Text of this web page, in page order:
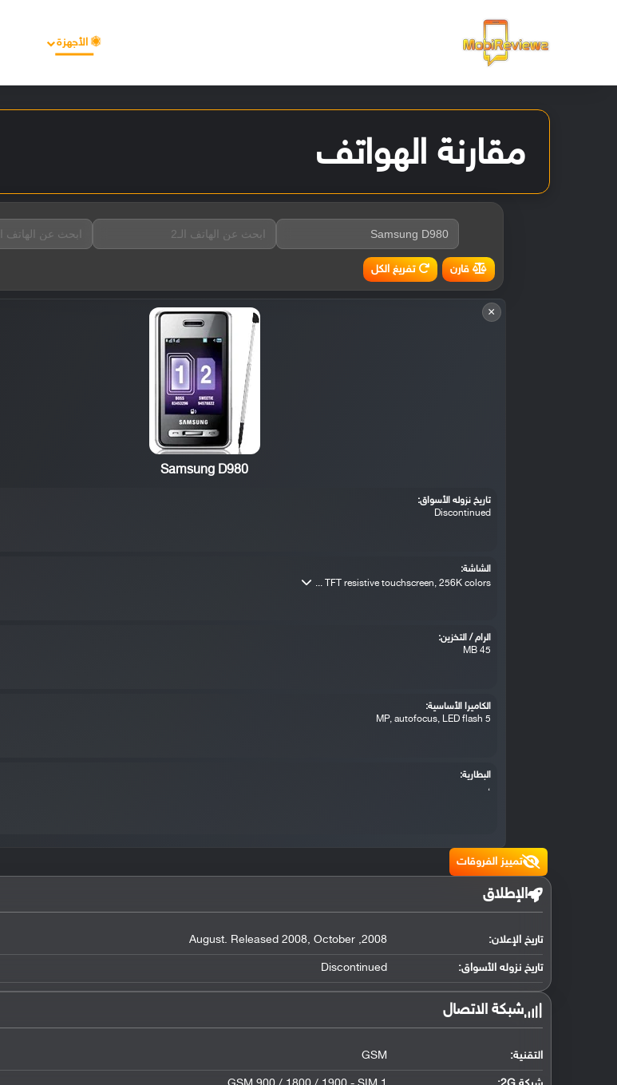
الأجهزة
مقارنة الهواتف
قارن تفريغ الكل
×
Samsung D980
تاريخ نزوله الأسواق:
Discontinued
الشاشة:
TFT resistive touchscreen, 256K colors ...
الرام / التخزين:
45 MB
الكاميرا الأساسية:
5 MP, autofocus, LED flash
البطارية:
،
تمييز الفروقات
الإطلاق
تاريخ الإعلان: 2008
,
August. Released 2008, October
تاريخ نزوله الأسواق: Discontinued
شبكة الاتصال
التقنية: GSM